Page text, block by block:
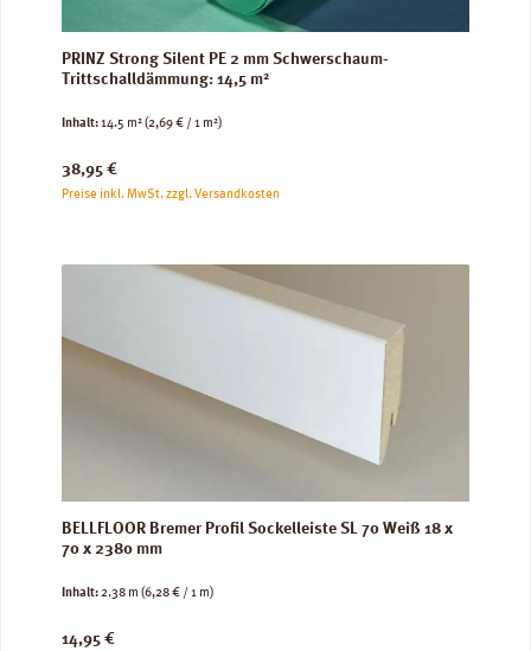
PRINZ Strong Silent PE 2 mm Schwerschaum-
Trittschalldämmung: 14,5 m²
Inhalt:14.5 m²(2,69 € / 1 m²)
Regulärer Preis:
38,95 €
Preise inkl. MwSt. zzgl. Versandkosten
BELLFLOOR Bremer Profil Sockelleiste SL 70 Weiß 18 x
70 x 2380 mm
Inhalt:2.38 m (6,28 € / 1 m)
Regulärer Preis:
14,95 €